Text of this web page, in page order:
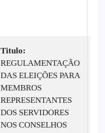
Titulo:
REGULAMENTAÇÃO
DAS ELEIÇÕES PARA
MEMBROS
REPRESENTANTES
DOS SERVIDORES
NOS CONSELHOS